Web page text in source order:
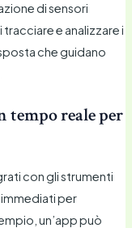
di sensori
e analizzare i
che guidano
tempo reale per
con gli strumenti
per
un’app può